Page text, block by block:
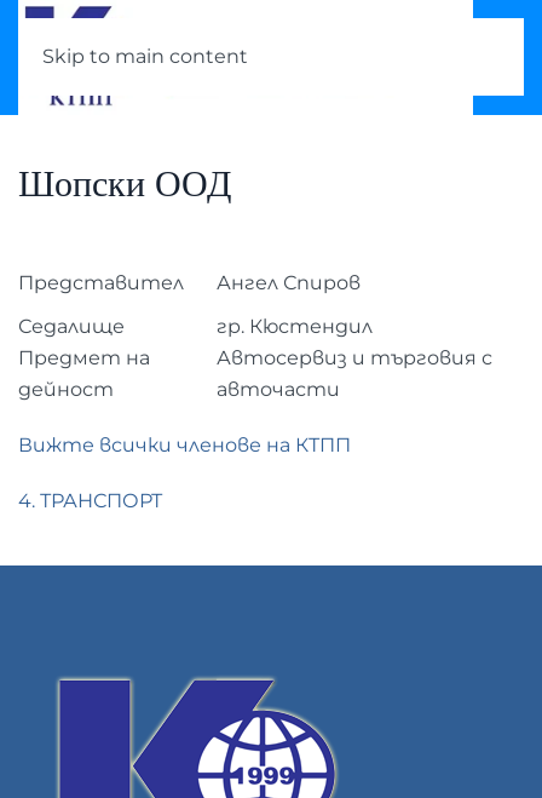
Skip to main content
Шопски ООД
Представител
Ангел Спиров
Седалище
гр. Кюстендил
Предмет на
дейност
Автосервиз и търговия с
авточасти
Вижте всички членове на КТПП
4. ТРАНСПОРТ